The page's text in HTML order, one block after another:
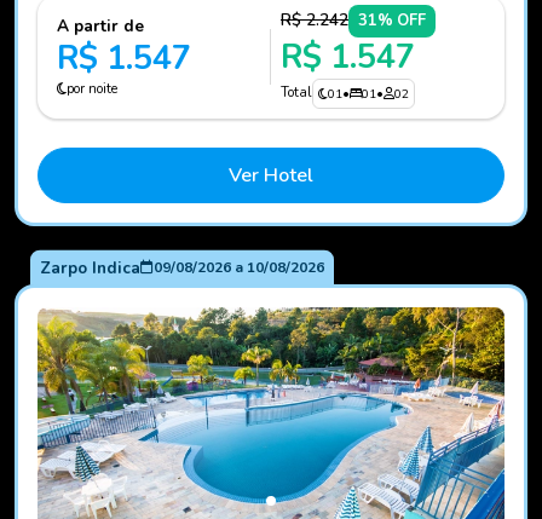
A partir de
R$ 1.547
por noite
R$ 2.242 31% OFF
R$ 1.547
Total 01• 01• 02
Ver Hotel
Zarpo Indica 09/08/2026a 10/08/2026